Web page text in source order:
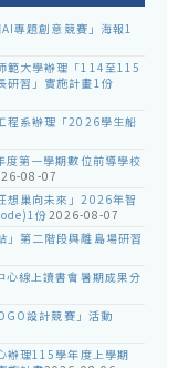
專題創意競賽」海報1
範大學辦理「114至115
研習」實施計畫1份
程系辦理「2026學生船
第一學期數位前導學校
08-07
想巢向未來」2026年智
份2026-08-07
」第二階段與離島場研習
線上讀書會暑期成果分
設計競賽」活動
辦理115學年度上學期